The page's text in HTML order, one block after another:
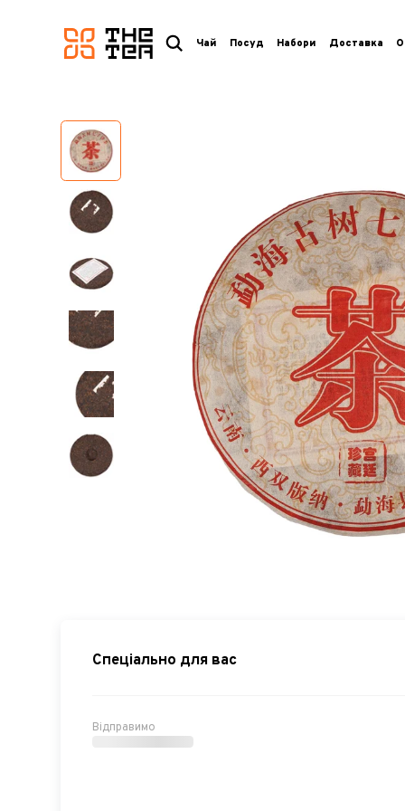
логотип
Чай Посуд Набори Доставка
Спеціально для вас
Відправимо